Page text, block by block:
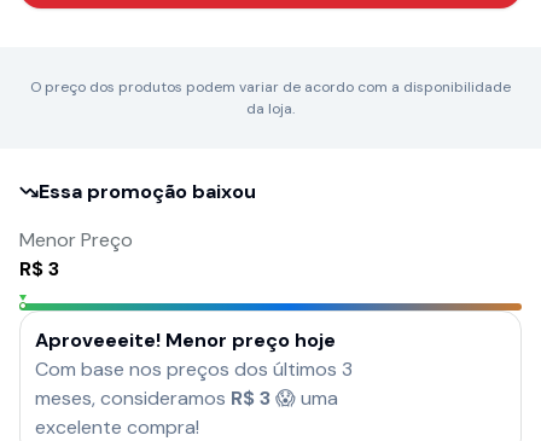
O preço dos produtos podem variar de acordo com a disponibilidade
da loja.
Essa promoção baixou
Menor Preço
R$3
Aproveeeite! Menor preço hoje
Com base nos preços dos últimos 3
meses, consideramos R$ 3😱 uma
excelente compra!